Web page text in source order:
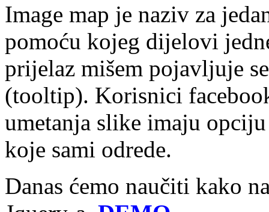
Image map je naziv za
pomoću kojeg dijelovi
prijelaz mišem pojavljuje
(tooltip). Korisnici
umetanja slike imaju
koje sami odrede.
Danas ćemo naučiti kako